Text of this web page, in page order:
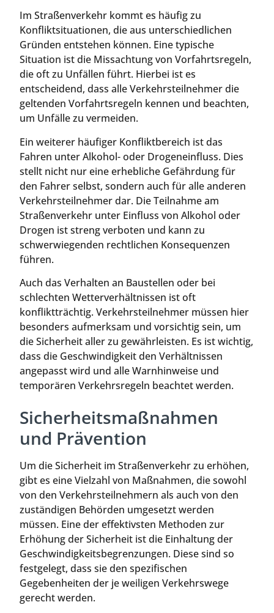
Im Straßenverkehr kommt es häufig zu
Konfliktsituationen, die aus unterschiedlichen
Gründen entstehen können. Eine typische
Situation ist die Missachtung von Vorfahrtsregeln,
die oft zu Unfällen führt. Hierbei ist es
entscheidend, dass alle Verkehrsteilnehmer die
geltenden Vorfahrtsregeln kennen und beachten,
um Unfälle zu vermeiden.
Ein weiterer häufiger Konfliktbereich ist das
Fahren unter Alkohol- oder Drogeneinfluss. Dies
stellt nicht nur eine erhebliche Gefährdung für
den Fahrer selbst, sondern auch für alle anderen
Verkehrsteilnehmer dar. Die Teilnahme am
Straßenverkehr unter Einfluss von Alkohol oder
Drogen ist streng verboten und kann zu
schwerwiegenden rechtlichen Konsequenzen
führen.
Auch das Verhalten an Baustellen oder bei
schlechten Wetterverhältnissen ist oft
konfliktträchtig. Verkehrsteilnehmer müssen hier
besonders aufmerksam und vorsichtig sein, um
die Sicherheit aller zu gewährleisten. Es ist wichtig,
dass die Geschwindigkeit den Verhältnissen
angepasst wird und alle Warnhinweise und
temporären Verkehrsregeln beachtet werden.
Sicherheitsmaßnahmen
und Prävention
Um die Sicherheit im Straßenverkehr zu erhöhen,
gibt es eine Vielzahl von Maßnahmen, die sowohl
von den Verkehrsteilnehmern als auch von den
zuständigen Behörden umgesetzt werden
müssen. Eine der effektivsten Methoden zur
Erhöhung der Sicherheit ist die Einhaltung der
Geschwindigkeitsbegrenzungen. Diese sind so
festgelegt, dass sie den spezifischen
Gegebenheiten der je weiligen Verkehrswege
gerecht werden.